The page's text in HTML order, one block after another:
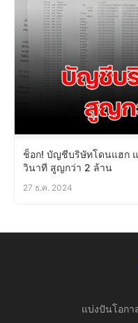
ช็อก! บัญชีบริษัทโดนแฮก
วินาที สูญกว่า 2 ล้าน
27 ธ.ค. 2024
แบ่งปันโอกา